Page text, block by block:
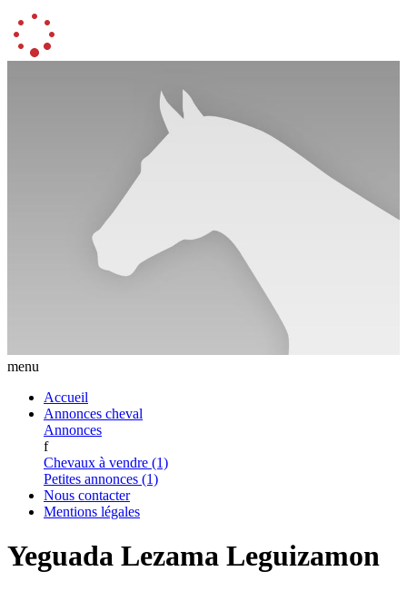
menu
Accueil
Annonces cheval
Annonces
f
Chevaux à vendre (1)
Petites annonces (1)
Nous contacter
Mentions légales
Yeguada Lezama Leguizamon